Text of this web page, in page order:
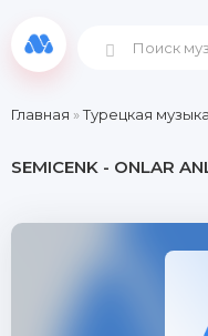
Главная »Турецкая музыка
SEMICENK - ONLAR